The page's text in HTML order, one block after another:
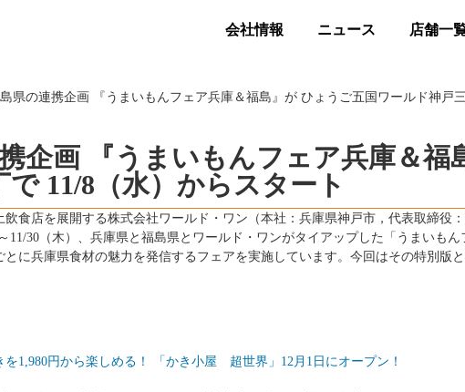
会社情報 ニュース 店舗一
の連携企画 『うまいもんフェア兵庫＆福島』が ひょうご五国ワールド神戸
企画 『うまいもんフェア兵庫＆福
11/8（水）からスタート
食店を展開する株式会社ワールド・ワン（本社：兵庫県神戸市，代表取締役
11/30（木）、兵庫県と福島県とワールド・ワンがタイアップした「うまいもん
に兵庫県食材の魅力を発信するフェアを実施しています。今回はその特別版
1,980円から楽しめる！ 「かき小屋 超世界」12月1日にオープン！